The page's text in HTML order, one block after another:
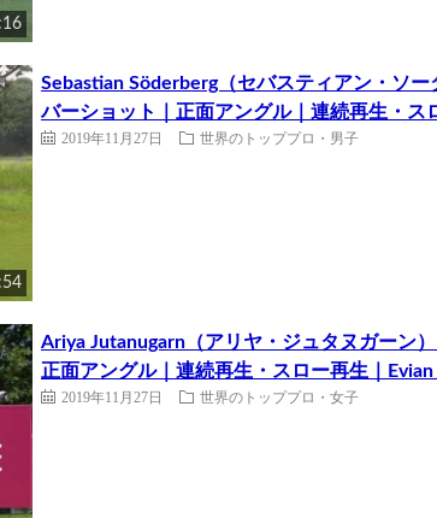
Sebastian Söderberg（セバスティアン・ソ
バーショット｜正面アングル｜連続再生・ス
2019年11月27日 世界のトッププロ・男子
Ariya Jutanugarn（アリヤ・ジュタヌガーン
正面アングル｜連続再生・スロー再生｜
2019年11月27日 世界のトッププロ・女子